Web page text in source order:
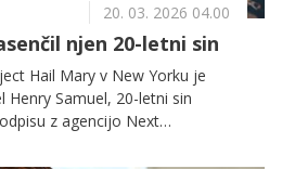
20. 03. 2026 04.00
njen 20-letni sin
Hail Mary v New Yorku je
Samuel, 20-letni sin
z agencijo Next